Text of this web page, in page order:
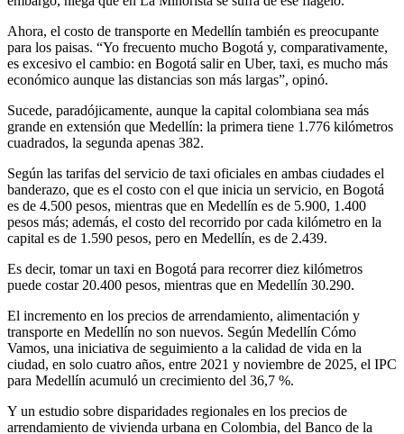
Ahora, el costo de transporte en Medellín también es preocupante
para los paisas. “Yo frecuento mucho Bogotá y, comparativamente,
es excesivo el cambio: en Bogotá salir en Uber, taxi, es mucho más
económico aunque las distancias son más largas”, opinó.
Sucede, paradójicamente, aunque la capital colombiana sea más
grande en extensión que Medellín: la primera tiene 1.776 kilómetros
cuadrados, la segunda apenas 382.
Según las tarifas del servicio de taxi oficiales en ambas ciudades el
banderazo, que es el costo con el que inicia un servicio, en Bogotá
es de 4.500 pesos, mientras que en Medellín es de 5.900, 1.400
pesos más; además, el costo del recorrido por cada kilómetro en la
capital es de 1.590 pesos, pero en Medellín, es de 2.439.
Es decir, tomar un taxi en Bogotá para recorrer diez kilómetros
puede costar 20.400 pesos, mientras que en Medellín 30.290.
El incremento en los precios de arrendamiento, alimentación y
transporte en Medellín no son nuevos. Según Medellín Cómo
Vamos, una iniciativa de seguimiento a la calidad de vida en la
ciudad, en solo cuatro años, entre 2021 y noviembre de 2025, el IPC
para Medellín acumuló un crecimiento del 36,7 %.
Y un estudio sobre disparidades regionales en los precios de
arrendamiento de vivienda urbana en Colombia, del Banco de la